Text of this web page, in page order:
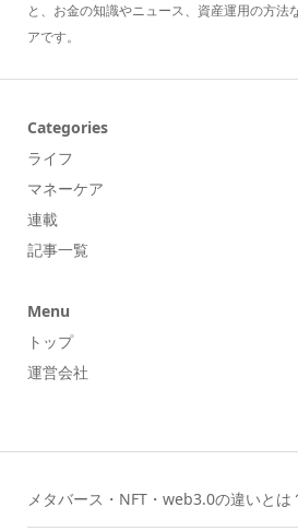
と、お金の知識やニュース、資産運用の方法
アです。
Categories
ライフ
マネーケア
連載
記事一覧
Menu
トップ
運営会社
メタバース・NFT・web3.0の違いとは